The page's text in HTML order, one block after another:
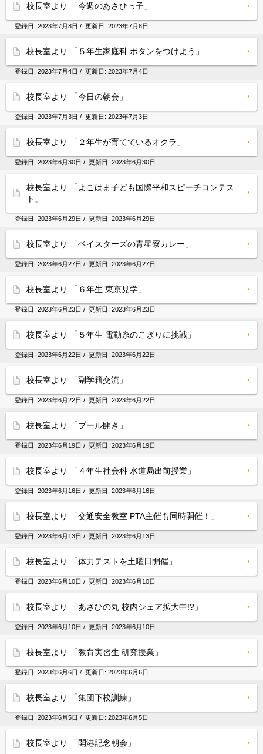
校長室より 「今週のあさひっ子」
登録日: 2023年7月8日 / 更新日: 2023年7月8日
校長室より 「５年生家庭科 ボタンをつけよう」
登録日: 2023年7月4日 / 更新日: 2023年7月4日
校長室より 「今日の朝会」
登録日: 2023年7月3日 / 更新日: 2023年7月3日
校長室より 「２年生が育てているオクラ」
登録日: 2023年6月30日 / 更新日: 2023年6月30日
校長室より 「よこはま子ども国際平和スピーチコンテス
ト」
登録日: 2023年6月29日 / 更新日: 2023年6月29日
校長室より 「ベイスターズの青星寮カレー」
登録日: 2023年6月27日 / 更新日: 2023年6月27日
校長室より 「６年生 東京見学」
登録日: 2023年6月23日 / 更新日: 2023年6月23日
校長室より 「５年生 電動糸のこぎりに挑戦」
登録日: 2023年6月22日 / 更新日: 2023年6月22日
校長室より 「副学籍交流」
登録日: 2023年6月22日 / 更新日: 2023年6月22日
校長室より 「プール開き」
登録日: 2023年6月19日 / 更新日: 2023年6月19日
校長室より 「４年生社会科 水道局出前授業」
登録日: 2023年6月16日 / 更新日: 2023年6月16日
校長室より 「交通安全教室 PTA主催も同時開催！」
登録日: 2023年6月13日 / 更新日: 2023年6月13日
校長室より 「体力テストを土曜日開催」
登録日: 2023年6月10日 / 更新日: 2023年6月10日
校長室より 「あさひの丸 校内シェア拡大中!?」
登録日: 2023年6月10日 / 更新日: 2023年6月10日
校長室より 「教育実習生 研究授業」
登録日: 2023年6月6日 / 更新日: 2023年6月6日
校長室より 「集団下校訓練」
登録日: 2023年6月5日 / 更新日: 2023年6月5日
校長室より 「開港記念朝会」